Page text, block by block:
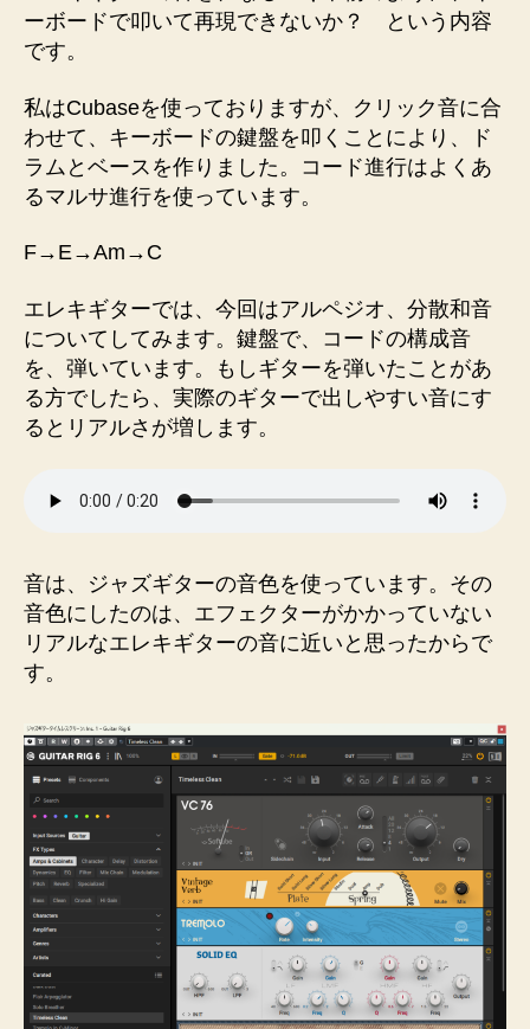
ル
オ
編】
へ
の
ーボードで叩いて再現できないか？ という内容
です。
私はCubaseを使っておりますが、クリック音に合
わせて、キーボードの鍵盤を叩くことにより、ド
ラムとベースを作りました。コード進行はよくあ
るマルサ進行を使っています。
F→E→Am→C
エレキギターでは、今回はアルペジオ、分散和音
についてしてみます。鍵盤で、コードの構成音
を、弾いています。もしギターを弾いたことがあ
る方でしたら、実際のギターで出しやすい音にす
るとリアルさが増します。
音は、ジャズギターの音色を使っています。その
音色にしたのは、エフェクターがかかっていない
リアルなエレキギターの音に近いと思ったからで
す。